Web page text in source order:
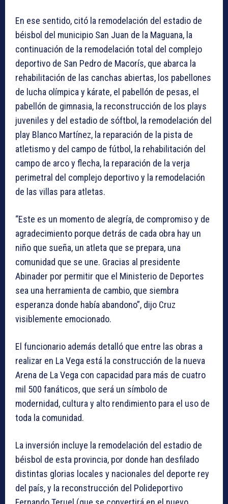
En ese sentido, citó la remodelación del estadio de
béisbol del municipio San Juan de la Maguana, la
continuación de la remodelación total del complejo
deportivo de San Pedro de Macorís, que abarca la
rehabilitación de las canchas abiertas, los pabellones
de lucha olímpica y kárate, el pabellón de pesas, el
pabellón de gimnasia, la reconstrucción de los plays
juveniles y del estadio de sóftbol, la remodelación del
play Blanco Martínez, la reparación de la pista de
atletismo y del campo de fútbol, la rehabilitación del
campo de arco y flecha, la reparación de la verja
perimetral del complejo deportivo y la remodelación
de las villas para atletas.
“Este es un momento de alegría, de compromiso y de
agradecimiento porque detrás de cada obra hay un
niño que sueña, un atleta que se prepara, una
comunidad que se une. Gracias al presidente
Abinader por permitir que el Ministerio de Deportes
sea una herramienta de cambio, que siembra
esperanza donde había abandono”, dijo Cruz
visiblemente emocionado.
El funcionario además detalló que entre las obras a
realizar en La Vega está la construcción de la nueva
Arena de La Vega con capacidad para más de cuatro
mil 500 fanáticos, que será un símbolo de
modernidad, cultura y alto rendimiento para el uso de
toda la comunidad.
La inversión incluye la remodelación del estadio de
béisbol de esta provincia, por donde han desfilado
distintas glorias locales y nacionales del deporte rey
del país, y la reconstrucción del Polideportivo